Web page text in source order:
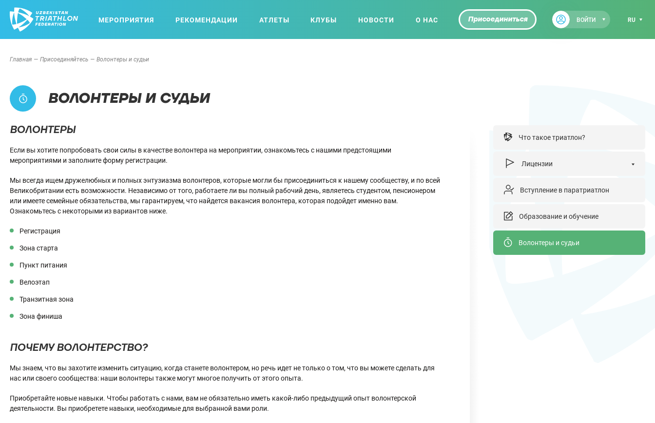
МЕРОПРИЯТИЯ РЕКОМЕНДАЦИИ АТЛЕТЫ КЛУБЫ НОВОСТИ О НАС Присоединиться ВОЙТИ RU
Главная Присоединяйтесь Волонтеры и судьи
ВОЛОНТЕРЫ И СУДЬИ
ВОЛОНТЕРЫ
Если вы хотите попробовать свои силы в качестве волонтера на мероприятии, ознакомьтесь с нашими предстоящими
мероприятиями и заполните форму регистрации.
Мы всегда ищем дружелюбных и полных энтузиазма волонтеров, которые могли бы присоединиться к нашему сообществу, и по всей
Великобритании есть возможности. Независимо от того, работаете ли вы полный рабочий день, являетесь студентом, пенсионером
или имеете семейные обязательства, мы гарантируем, что найдется вакансия волонтера, которая подойдет именно вам.
Ознакомьтесь с некоторыми из вариантов ниже.
Регистрация
Зона старта
Пункт питания
Велоэтап
Транзитная зона
Зона финиша
ПОЧЕМУ ВОЛОНТЕРСТВО?
Мы знаем, что вы захотите изменить ситуацию, когда станете волонтером, но речь идет не только о том, что вы можете сделать для
нас или своего сообщества: наши волонтеры также могут многое получить от этого опыта.
Приобретайте новые навыки. Чтобы работать с нами, вам не обязательно иметь какой-либо предыдущий опыт волонтерской
деятельности. Вы приобретете навыки, необходимые для выбранной вами роли.
Что такое триатлон?
Лицензии
Вступление в паратриатлон
Образование и обучение
Волонтеры и судьи